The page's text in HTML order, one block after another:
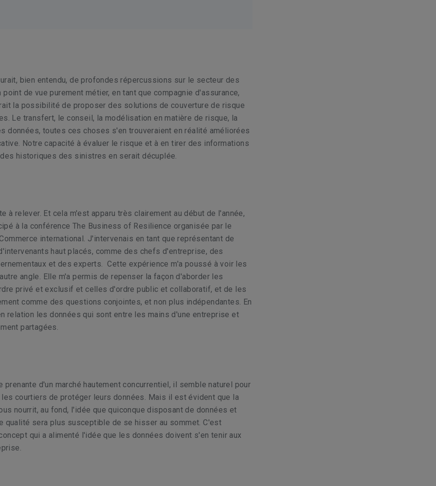
bien entendu, de profondes répercussions sur le secteur des
point de vue purement métier, en tant que compagnie d'assurance,
la possibilité de proposer des solutions de couverture de risque
Le transfert, le conseil, la modélisation en matière de risque, la
données, toutes ces choses s'en trouveraient en réalité améliorées
Notre capacité à évaluer le risque et à en tirer des informations
historiques des sinistres en serait décuplée.
à relever. Et cela m'est apparu très clairement au début de l'année,
à la conférence The Business of Resilience organisée par le
international. J'intervenais en tant que représentant de
haut placés, comme des chefs d'entreprise, des
et des experts. Cette expérience m'a poussé à voir les
angle. Elle m'a permis de repenser la façon d'aborder les
privé et exclusif et celles d'ordre public et collaboratif, et de les
comme des questions conjointes, et non plus indépendantes. En
relation les données qui sont entre les mains d'une entreprise et
partagées.
prenante d'un marché hautement concurrentiel, il semble naturel pour
courtiers de protéger leurs données. Mais il est évident que la
nourrit, au fond, l'idée que quiconque disposant de données et
qualité sera plus susceptible de se hisser au sommet. C'est
qui a alimenté l'idée que les données doivent s'en tenir aux